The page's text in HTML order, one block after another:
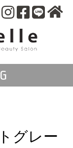
グレー